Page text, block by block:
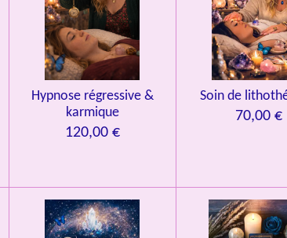
Hypnose régressive &
karmique
120,00 €
Soin de
70,00 €